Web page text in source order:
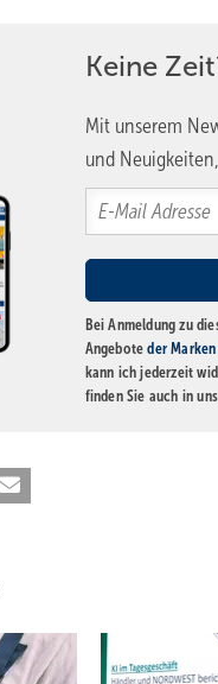
Keine
Mit unserem
und
Bei Anmeldung zu
Angeboteder
kann ich jederzeit
finden Sie auch in